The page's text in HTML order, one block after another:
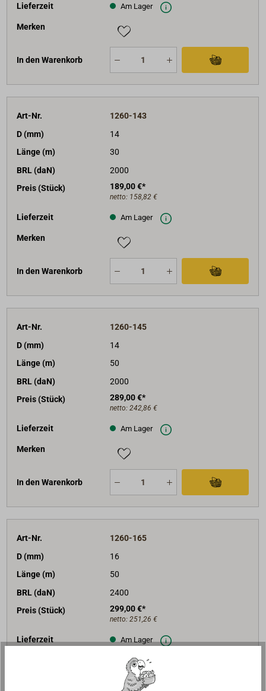
Lieferzeit Am Lager
Merken
In den Warenkorb
Art-Nr.
1260-143
D (mm)
14
Länge (m)
30
BRL (daN)
2000
Preis (Stück)
189,00 €*
netto: 158,82 €
Lieferzeit Am Lager
Merken
In den Warenkorb
Art-Nr.
1260-145
D (mm)
14
Länge (m)
50
BRL (daN)
2000
Preis (Stück)
289,00 €*
netto: 242,86 €
Lieferzeit Am Lager
Merken
In den Warenkorb
Art-Nr.
1260-165
D (mm)
16
Länge (m)
50
BRL (daN)
2400
Preis (Stück)
299,00 €*
netto: 251,26 €
Lieferzeit Am Lager